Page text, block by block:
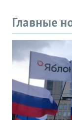
Главные